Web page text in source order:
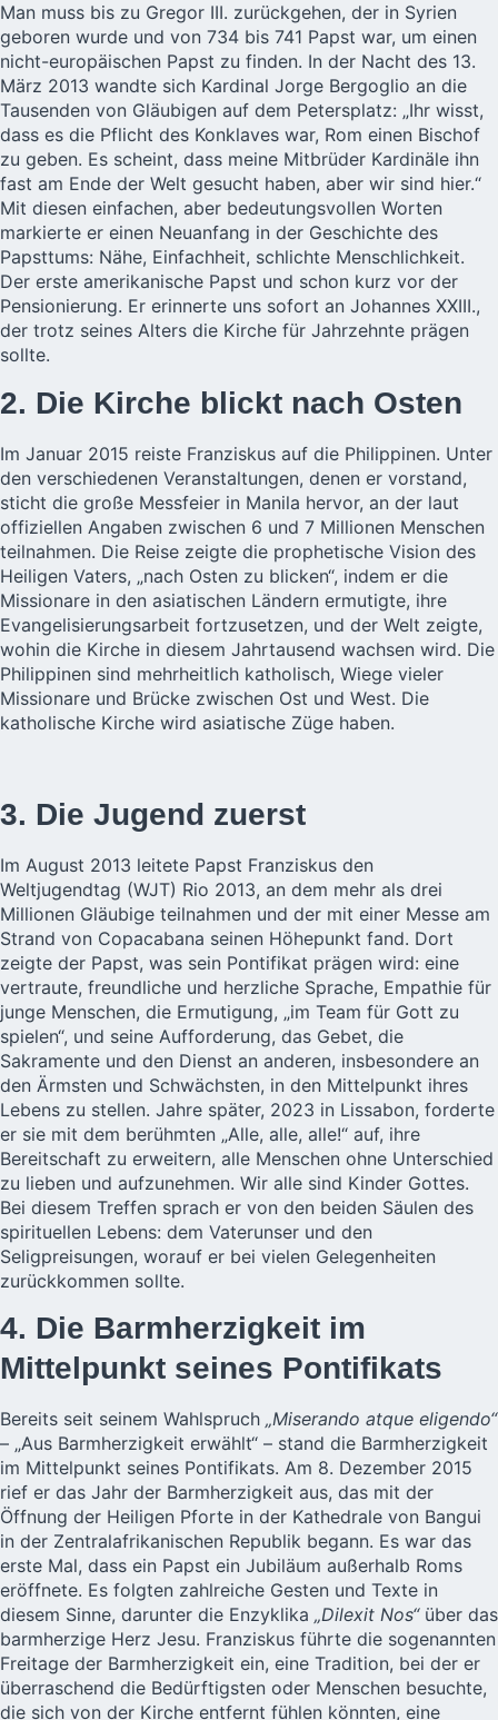
Man muss bis zu Gregor III. zurückgehen, der in Syrien
geboren wurde und von 734 bis 741 Papst war, um einen
nicht-europäischen Papst zu finden. In der Nacht des 13.
März 2013 wandte sich Kardinal Jorge Bergoglio an die
Tausenden von Gläubigen auf dem Petersplatz: „Ihr wisst,
dass es die Pflicht des Konklaves war, Rom einen Bischof
zu geben. Es scheint, dass meine Mitbrüder Kardinäle ihn
fast am Ende der Welt gesucht haben, aber wir sind hier.“
Mit diesen einfachen, aber bedeutungsvollen Worten
markierte er einen Neuanfang in der Geschichte des
Papsttums: Nähe, Einfachheit, schlichte Menschlichkeit.
Der erste amerikanische Papst und schon kurz vor der
Pensionierung. Er erinnerte uns sofort an Johannes XXIII.,
der trotz seines Alters die Kirche für Jahrzehnte prägen
sollte.
2. Die Kirche blickt nach Osten
Im Januar 2015 reiste Franziskus auf die Philippinen. Unter
den verschiedenen Veranstaltungen, denen er vorstand,
sticht die große Messfeier in Manila hervor, an der laut
offiziellen Angaben zwischen 6 und 7 Millionen Menschen
teilnahmen. Die Reise zeigte die prophetische Vision des
Heiligen Vaters, „nach Osten zu blicken“, indem er die
Missionare in den asiatischen Ländern ermutigte, ihre
Evangelisierungsarbeit fortzusetzen, und der Welt zeigte,
wohin die Kirche in diesem Jahrtausend wachsen wird. Die
Philippinen sind mehrheitlich katholisch, Wiege vieler
Missionare und Brücke zwischen Ost und West. Die
katholische Kirche wird asiatische Züge haben.
3. Die Jugend zuerst
Im August 2013 leitete Papst Franziskus den
Weltjugendtag (WJT) Rio 2013, an dem mehr als drei
Millionen Gläubige teilnahmen und der mit einer Messe am
Strand von Copacabana seinen Höhepunkt fand. Dort
zeigte der Papst, was sein Pontifikat prägen wird: eine
vertraute, freundliche und herzliche Sprache, Empathie für
junge Menschen, die Ermutigung, „im Team für Gott zu
spielen“, und seine Aufforderung, das Gebet, die
Sakramente und den Dienst an anderen, insbesondere an
den Ärmsten und Schwächsten, in den Mittelpunkt ihres
Lebens zu stellen. Jahre später, 2023 in Lissabon, forderte
er sie mit dem berühmten „Alle, alle, alle!“ auf, ihre
Bereitschaft zu erweitern, alle Menschen ohne Unterschied
zu lieben und aufzunehmen. Wir alle sind Kinder Gottes.
Bei diesem Treffen sprach er von den beiden Säulen des
spirituellen Lebens: dem Vaterunser und den
Seligpreisungen, worauf er bei vielen Gelegenheiten
zurückkommen sollte.
4. Die Barmherzigkeit im
Mittelpunkt seines Pontifikats
Bereits seit seinem Wahlspruch „Miserando atque eligendo“
– „Aus Barmherzigkeit erwählt“ – stand die Barmherzigkeit
im Mittelpunkt seines Pontifikats. Am 8. Dezember 2015
rief er das Jahr der Barmherzigkeit aus, das mit der
Öffnung der Heiligen Pforte in der Kathedrale von Bangui
in der Zentralafrikanischen Republik begann. Es war das
erste Mal, dass ein Papst ein Jubiläum außerhalb Roms
eröffnete. Es folgten zahlreiche Gesten und Texte in
diesem Sinne, darunter die Enzyklika „Dilexit Nos“ über das
barmherzige Herz Jesu. Franziskus führte die sogenannten
Freitage der Barmherzigkeit ein, eine Tradition, bei der er
überraschend die Bedürftigsten oder Menschen besuchte,
die sich von der Kirche entfernt fühlen könnten, eine